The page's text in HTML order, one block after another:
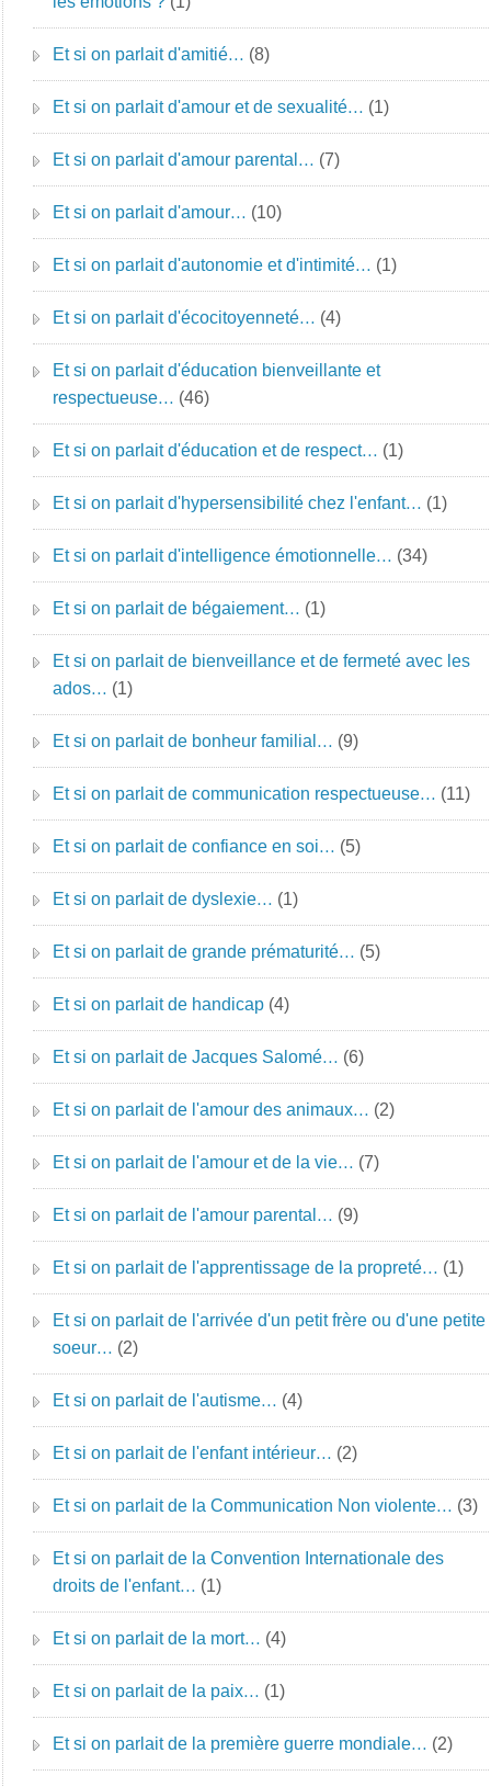
Et si on parlait d'amitié… (8)
Et si on parlait d'amour et de sexualité… (1)
Et si on parlait d'amour parental… (7)
Et si on parlait d'amour… (10)
Et si on parlait d'autonomie et d'intimité… (1)
Et si on parlait d'écocitoyenneté… (4)
Et si on parlait d'éducation bienveillante et
respectueuse… (46)
Et si on parlait d'éducation et de respect… (1)
Et si on parlait d'hypersensibilité chez l'enfant… (1)
Et si on parlait d'intelligence émotionnelle… (34)
Et si on parlait de bégaiement… (1)
Et si on parlait de bienveillance et de fermeté avec les
ados… (1)
Et si on parlait de bonheur familial… (9)
Et si on parlait de communication respectueuse… (11)
Et si on parlait de confiance en soi… (5)
Et si on parlait de dyslexie… (1)
Et si on parlait de grande prématurité… (5)
Et si on parlait de handicap (4)
Et si on parlait de Jacques Salomé… (6)
Et si on parlait de l'amour des animaux… (2)
Et si on parlait de l'amour et de la vie… (7)
Et si on parlait de l'amour parental… (9)
Et si on parlait de l'apprentissage de la propreté… (1)
Et si on parlait de l'arrivée d'un petit frère ou d'une petite
soeur… (2)
Et si on parlait de l'autisme… (4)
Et si on parlait de l'enfant intérieur… (2)
Et si on parlait de la Communication Non violente… (3)
Et si on parlait de la Convention Internationale des
droits de l'enfant… (1)
Et si on parlait de la mort… (4)
Et si on parlait de la paix… (1)
Et si on parlait de la première guerre mondiale… (2)